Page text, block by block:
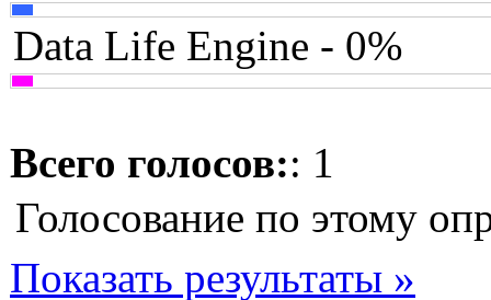
Data Life Engine - 0%
Всего голосов:: 1
Голосование по этому
Показать результаты »